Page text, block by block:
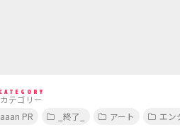
CATEGORY
カテゴリー
PR _終了_ アート エン